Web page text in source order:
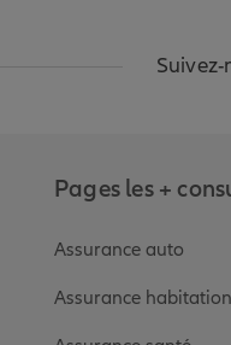
Suivez-
Pages les +
Assurance auto
Assurance habitation